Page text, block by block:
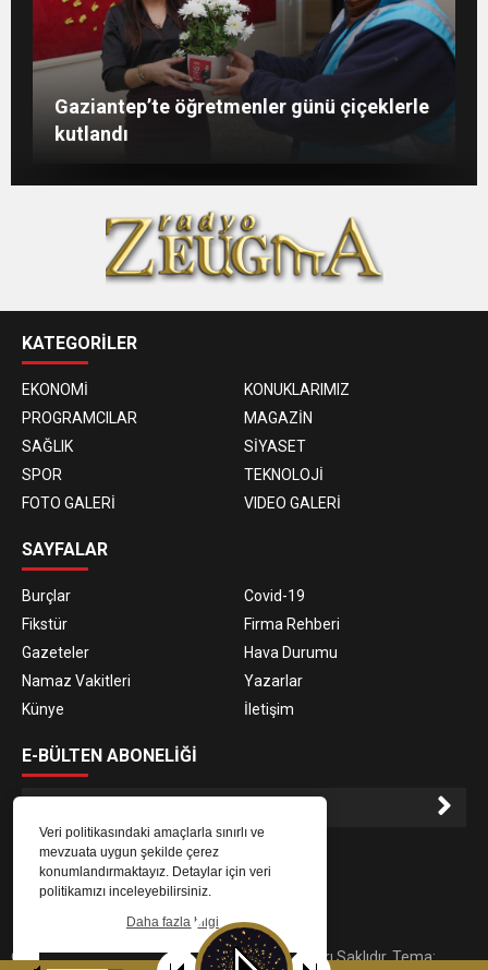
Veri politikasındaki amaçlarla sınırlı ve
mevzuata uygun şekilde çerez
konumlandırmaktayız. Detaylar için veri
politikamızı inceleyebilirsiniz.
Daha fazla bilgi
Konukoğlu: Türkiye ekonomisine 11 farklı
sektörde değer katıyoruz
Gaziantep’te öğretmenler günü çiçeklerle
kutlandı
GAÜN’de gri kod tatbikatı gerçeği
Şahin: “İstikbalimizi şekillendirecek olan
sizlersiniz”
KATEGORİLER
EKONOMİ
KONUKLARIMIZ
PROGRAMCILAR
MAGAZİN
SAĞLIK
SİYASET
SPOR
TEKNOLOJİ
FOTO GALERİ
VIDEO GALERİ
SAYFALAR
Burçlar
Covid-19
Fikstür
Firma Rehberi
Gazeteler
Hava Durumu
Namaz Vakitleri
Yazarlar
Künye
İletişim
E-BÜLTEN ABONELİĞİ
E-Bülten aboneliği ile haberlere daha hızlı erişin.
© 2023Gaziantep Radyo Zeugma. Tüm Hakları Saklıdır. Tema: